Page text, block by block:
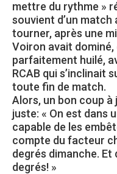
mettre du rythme »
souvient d’un match
tourner, après une
Voiron avait
parfaitement huilé,
RCAB qui s’inclinait
toute fin de match.
Alors, un bon coup
juste: « On est dans
capable de les
compte du facteur
degrés dimanche. Et
degrés! »